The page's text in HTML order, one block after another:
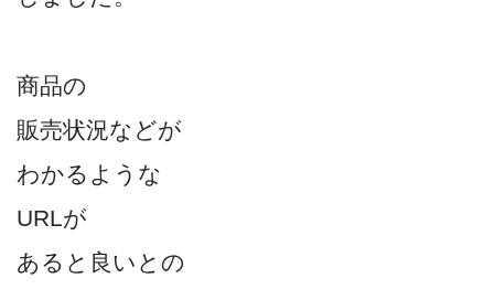
商品の
販売状況などが
わかるような
URLが
あると良いとの